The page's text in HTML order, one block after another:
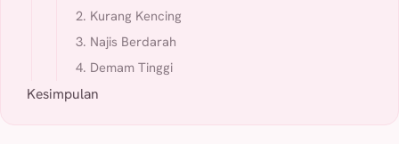
2. Kurang Kencing
3. Najis Berdarah
4. Demam Tinggi
Kesimpulan